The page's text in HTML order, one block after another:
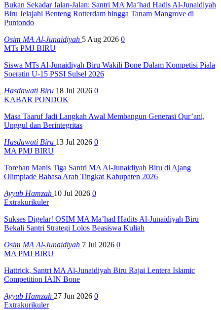
Bukan Sekadar Jalan-Jalan: Santri MA Ma’had Hadis Al-Junaidiyah
Biru Jelajahi Benteng Rotterdam hingga Tanam Mangrove di
Puntondo
Osim MA Al-Junaidiyah 5 Aug 2026 0
MTs PMJ BIRU
Siswa MTs Al-Junaidiyah Biru Wakili Bone Dalam Kompetisi Piala
Soeratin U-15 PSSI Sulsel 2026
Hasdawati Biru 18 Jul 2026 0
KABAR PONDOK
Masa Taaruf Jadi Langkah Awal Membangun Generasi Qur’ani,
Unggul dan Berintegritas
Hasdawati Biru 13 Jul 2026 0
MA PMJ BIRU
Torehan Manis Tiga Santri MA Al-Junaidiyah Biru di Ajang
Olimpiade Bahasa Arab Tingkat Kabupaten 2026
Ayyub Hamzah 10 Jul 2026 0
Extrakurikuler
Sukses Digelar! OSIM MA Ma’had Hadits Al-Junaidiyah Biru
Bekali Santri Strategi Lolos Beasiswa Kuliah
Osim MA Al-Junaidiyah 7 Jul 2026 0
MA PMJ BIRU
Hattrick, Santri MA Al-Junaidiyah Biru Rajai Lentera Islamic
Competition IAIN Bone
Ayyub Hamzah 27 Jun 2026 0
Extrakurikuler